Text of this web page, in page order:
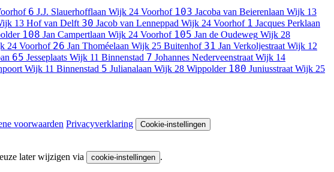
6 J.J. Slauerhofflaan Wijk 24 Voorhof 103 Jacoba van Beierenlaan Wijk 13
13 Hof van Delft 30 Jacob van Lenneppad Wijk 24 Voorhof 1 Jacques Perklaan
108 Jan Campertlaan Wijk 24 Voorhof 105 Jan de Oudeweg Wijk 28
24 Voorhof 26 Jan Thoméelaan Wijk 25 Buitenhof 31 Jan Verkoljestraat Wijk 12
65 Jesseplaats Wijk 11 Binnenstad 7 Johannes Nederveenstraat Wijk 14
Wijk 11 Binnenstad 5 Julianalaan Wijk 28 Wippolder 180 Juniusstraat Wijk 25
voorwaarden Privacyverklaring Cookie-instellingen
later wijzigen via cookie-instellingen .